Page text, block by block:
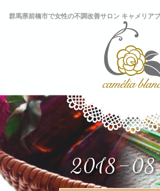
群馬県前橋市で女性の不調改善サロン キャメリア
2018-